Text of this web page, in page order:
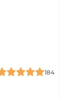
184